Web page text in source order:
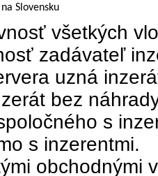
Slovensku
všetkých
zadávateľ
uzná
bez
s
s inzerentmi.
obchodnými